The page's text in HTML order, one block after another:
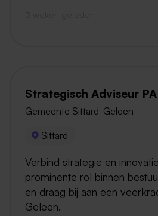
Strategisch Adviseur
Gemeente Sittard-Geleen
Sittard
Verbind strategie en
prominente rol binnen
en draag bij aan een
Geleen.